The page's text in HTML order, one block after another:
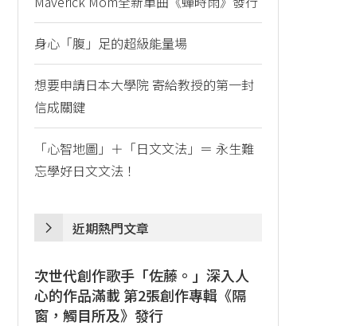
身心「腹」足的超級能量場
想要申請日本大學院 寄給教授的第一封
信成關鍵
「心智地圖」＋「日文文法」＝ 永生難
忘學好日文文法！
近期熱門文章
次世代創作歌手「佐藤。」深入人
心的作品滿載 第2張創作專輯《隔
窗，觸目所及》發行